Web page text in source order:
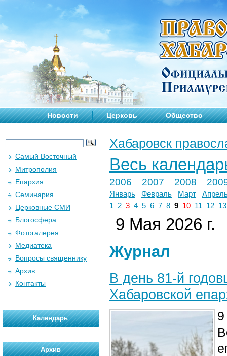
Новости Церковь Общество
Хабаровск
Весь
2006 2007 2008
Январь Февраль Март
1
2 3 4 5 6 7 8 9 10 11 12 13
9 Мая 2026 г.
Журнал
В день 81-й
Хабаровской
Самый Восточный
Митрополия
Епархия
Семинария
Церковные СМИ
Блогосфера
Фотогалерея
Медиатека
Вопросы священнику
Архив
Контакты
Календарь
Архив